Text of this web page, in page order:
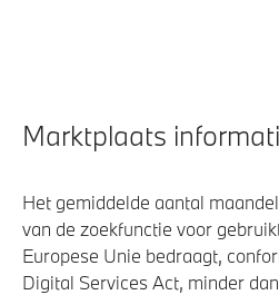
Marktplaats
Het gemiddelde aantal
van de zoekfunctie voor
Europese Unie bedraagt,
Digital Services Act, minder